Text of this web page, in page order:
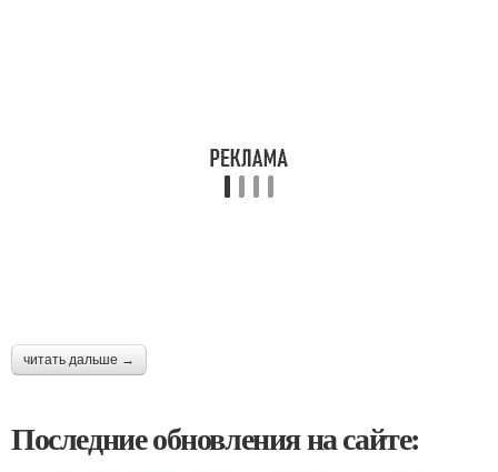
читать дальше →
Последние обновления на сайте: